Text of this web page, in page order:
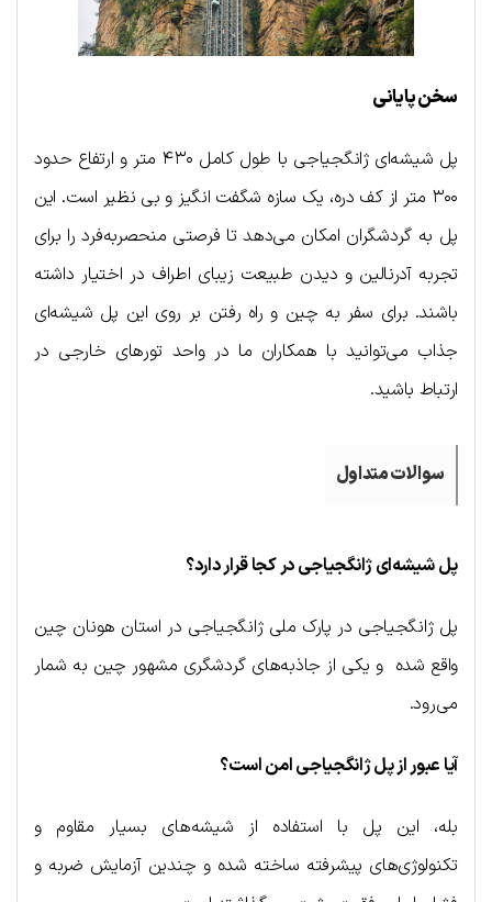
سخن پایانی
پل شیشه‌ای ژانگجیاجی با طول کامل ۴۳۰ متر و ارتفاع حدود
۳۰۰ متر از کف دره، یک سازه شگفت انگیز و بی نظیر است. این
پل به گردشگران امکان می‌دهد تا فرصتی منحصربه‌فرد را برای
تجربه آدرنالین و دیدن طبیعت زیبای اطراف در اختیار داشته
باشند. برای سفر به چین و راه رفتن بر روی این پل شیشه‌ای
جذاب می‌توانید با همکاران ما در واحد تورهای خارجی در
ارتباط باشید.
سوالات متداول
پل شیشه‌ای ژانگجیاجی در کجا قرار دارد؟
پل ژانگجیاجی در پارک ملی ژانگجیاجی در استان هونان چین
واقع شده و یکی از جاذبه‌های گردشگری مشهور چین به شمار
می‌رود.
آیا عبور از پل ژانگجیاجی امن است؟
بله، این پل با استفاده از شیشه‌های بسیار مقاوم و
تکنولوژی‌های پیشرفته ساخته شده و چندین آزمایش ضربه و